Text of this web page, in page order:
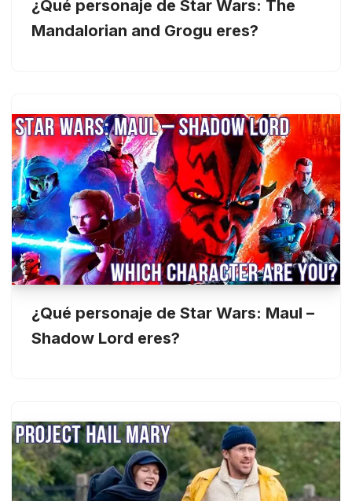
¿Qué personaje de Star Wars: The
Mandalorian and Grogu eres?
¿Qué personaje de Star Wars: Maul –
Shadow Lord eres?